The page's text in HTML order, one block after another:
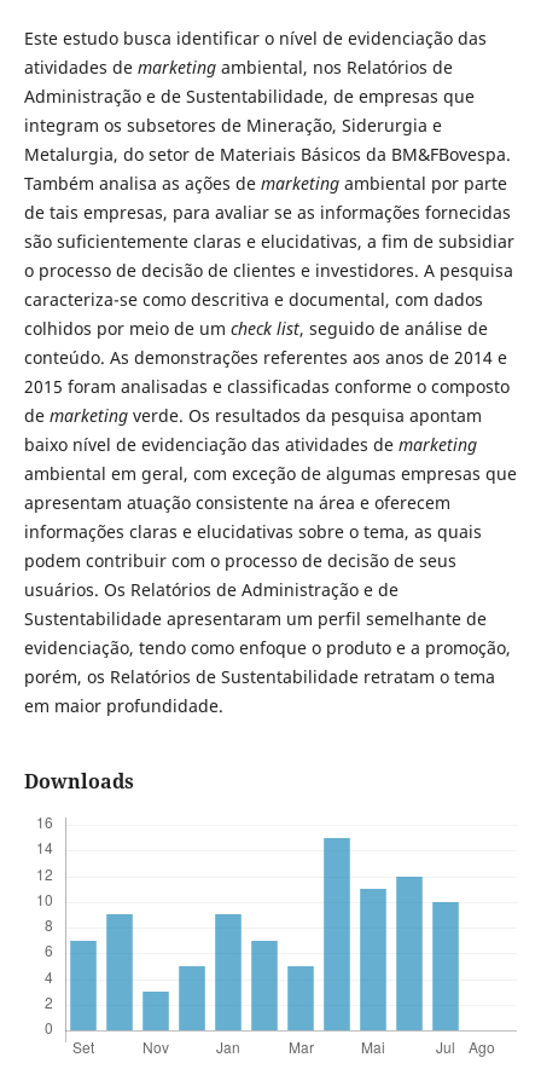
Este estudo busca identificar o nível de evidenciação das
atividades de marketingambiental, nos Relatórios de
Administração e de Sustentabilidade, de empresas que
integram os subsetores de Mineração, Siderurgia e
Metalurgia, do setor de Materiais Básicos da BM&FBovespa.
Também analisa as ações de marketingambiental por parte
de tais empresas, para avaliar se as informações fornecidas
são suficientemente claras e elucidativas, a fim de subsidiar
o processo de decisão de clientes e investidores. A pesquisa
caracteriza-se como descritiva e documental, com dados
colhidos por meio de um check list, seguido de análise de
conteúdo. As demonstrações referentes aos anos de 2014 e
2015 foram analisadas e classificadas conforme o composto
de marketingverde. Os resultados da pesquisa apontam
baixo nível de evidenciação das atividades de marketing
ambiental em geral, com exceção de algumas empresas que
apresentam atuação consistente na área e oferecem
informações claras e elucidativas sobre o tema, as quais
podem contribuir com o processo de decisão de seus
usuários. Os Relatórios de Administração e de
Sustentabilidade apresentaram um perfil semelhante de
evidenciação, tendo como enfoque o produto e a promoção,
porém, os Relatórios de Sustentabilidade retratam o tema
em maior profundidade.
Downloads